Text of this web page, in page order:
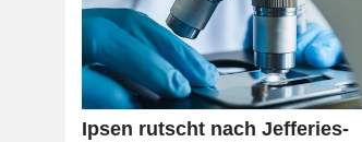
Ipsen rutscht nach Jefferies-